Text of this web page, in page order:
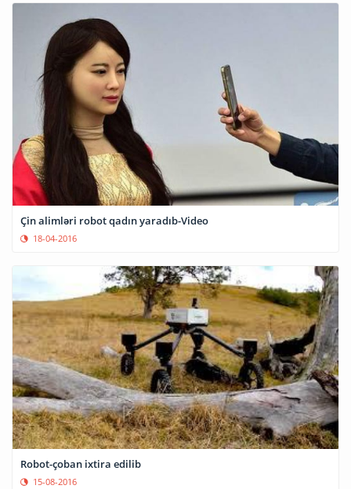
Çin alimləri robot qadın yaradıb-Video
18-04-2016
Robot-çoban ixtira edilib
15-08-2016